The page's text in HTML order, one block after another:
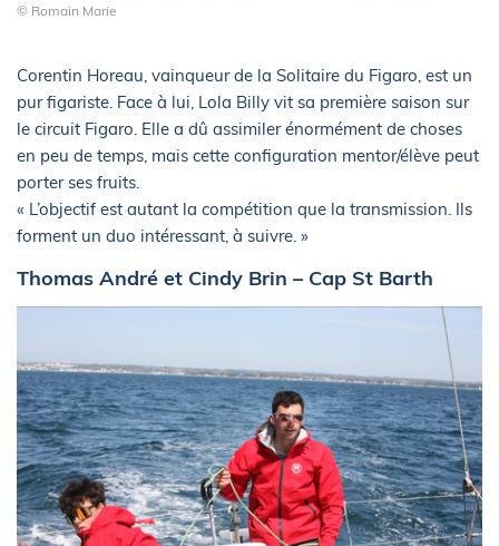
© Romain Marie
Corentin Horeau, vainqueur de la Solitaire du Figaro, est un
pur figariste. Face à lui, Lola Billy vit sa première saison sur
le circuit Figaro. Elle a dû assimiler énormément de choses
en peu de temps, mais cette configuration mentor/élève peut
porter ses fruits.
« L’objectif est autant la compétition que la transmission. Ils
forment un duo intéressant, à suivre. »
Thomas André et Cindy Brin – Cap St Barth